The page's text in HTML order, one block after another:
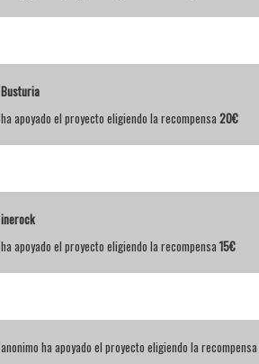
Busturia
ha apoyado el proyecto eligiendo la recompensa 20€
inerock
ha apoyado el proyecto eligiendo la recompensa 15€
anonimo ha apoyado el proyecto eligiendo la recompensa